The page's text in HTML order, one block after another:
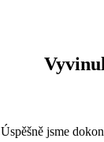
Úspěšně jsme